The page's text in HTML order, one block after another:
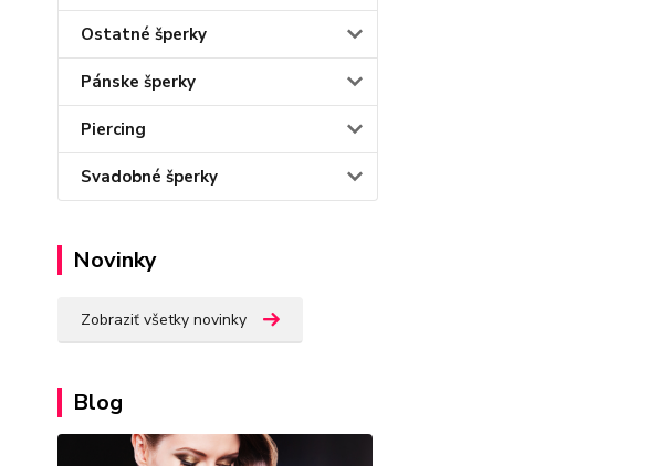
Ostatné šperky
Pánske šperky
Piercing
Svadobné šperky
Novinky
Zobraziť všetky novinky
Blog